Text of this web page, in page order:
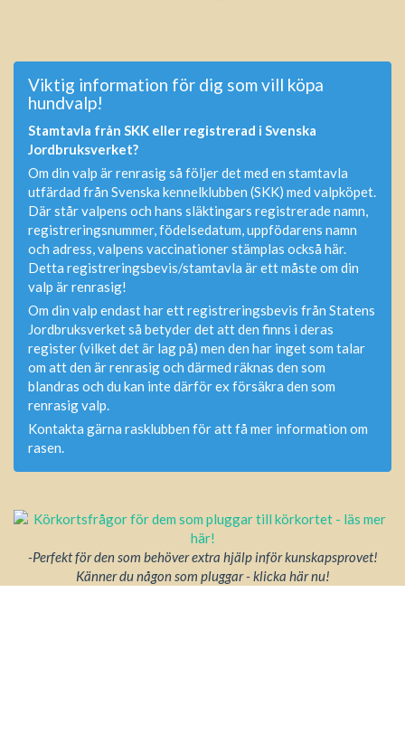
Viktig information för dig som vill köpa
hundvalp!
Stamtavla från SKK eller registrerad i Svenska
Jordbruksverket?
Om din valp är renrasig så följer det med en stamtavla
utfärdad från Svenska kennelklubben (SKK) med valpköpet.
Där står valpens och hans släktingars registrerade namn,
registreringsnummer, födelsedatum, uppfödarens namn
och adress, valpens vaccinationer stämplas också här.
Detta registreringsbevis/stamtavla är ett måste om din
valp är renrasig!
Om din valp endast har ett registreringsbevis från Statens
Jordbruksverket så betyder det att den finns i deras
register (vilket det är lag på) men den har inget som talar
om att den är renrasig och därmed räknas den som
blandras och du kan inte därför ex försäkra den som
renrasig valp.
Kontakta gärna rasklubben för att få mer information om
rasen.
-Perfekt för den som behöver extra hjälp inför kunskapsprovet!
Känner du någon som pluggar - klicka här nu!